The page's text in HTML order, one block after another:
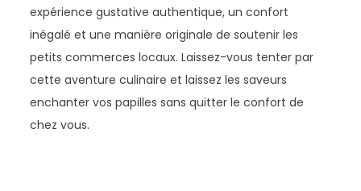
expérience gustative authentique, un confort
inégalé et une manière originale de soutenir les
petits commerces locaux. Laissez-vous tenter par
cette aventure culinaire et laissez les saveurs
enchanter vos papilles sans quitter le confort de
chez vous.